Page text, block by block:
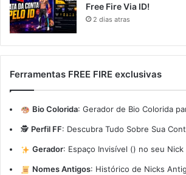
Free Fire Via ID!
2 dias atras
Ferramentas FREE FIRE exclusivas
Bio Colorida: Gerador de Bio Colorida
🕵️ Perfil FF: Descubra Tudo Sobre Sua
Gerador: Espaço Invisível (ㅤ) no seu Nick
Nomes Antigos: Histórico de Nicks